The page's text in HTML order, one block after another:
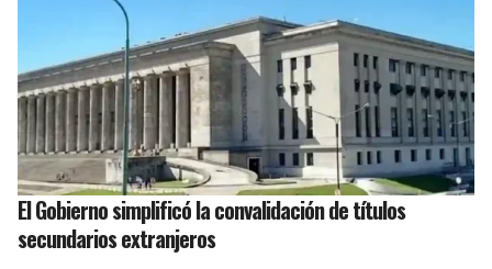
El Gobierno simplificó la convalidación de títulos
secundarios extranjeros